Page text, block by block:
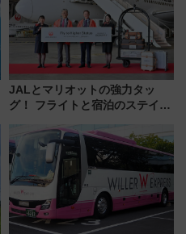
JALとマリオットの強力タッ
グ！ フライトと宿泊のステイタ
上級会員資格を効率よく獲得す
る方法を解説